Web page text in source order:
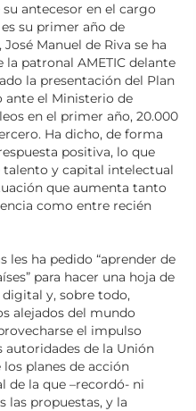
antecesor en el cargo
su primer año de
Manuel de Riva se ha
patronal AMETIC delante
la presentación del Plan
ante el Ministerio de
en el primer año, 20.000
Ha dicho, de forma
positiva, lo que
y capital intelectual
que aumenta tanto
como entre recién
les ha pedido “aprender de
para hacer una hoja de
y, sobre todo,
alejados del mundo
el impulso
de la Unión
planes de acción
de la que –recordó- ni
las propuestas, y la